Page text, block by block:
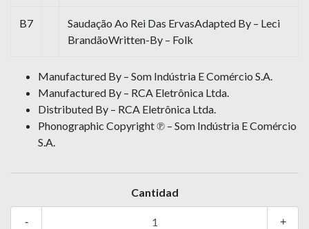
B7
Saudação Ao Rei Das ErvasAdapted By – Leci
BrandãoWritten-By – Folk
Manufactured By – Som Indústria E Comércio S.A.
Manufactured By – RCA Eletrônica Ltda.
Distributed By – RCA Eletrônica Ltda.
Phonographic Copyright ℗ – Som Indústria E Comércio
S.A.
Cantidad
+
-